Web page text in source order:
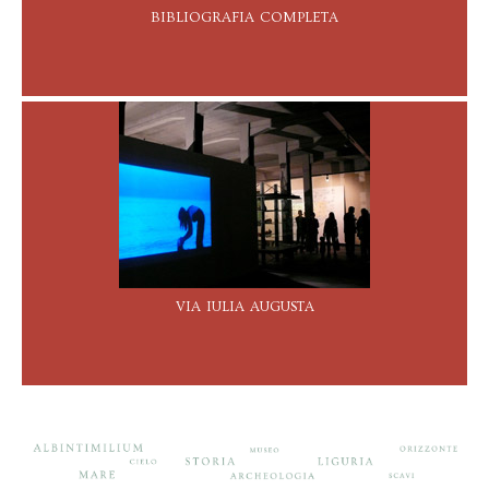
bibliografia completa
via iulia augusta